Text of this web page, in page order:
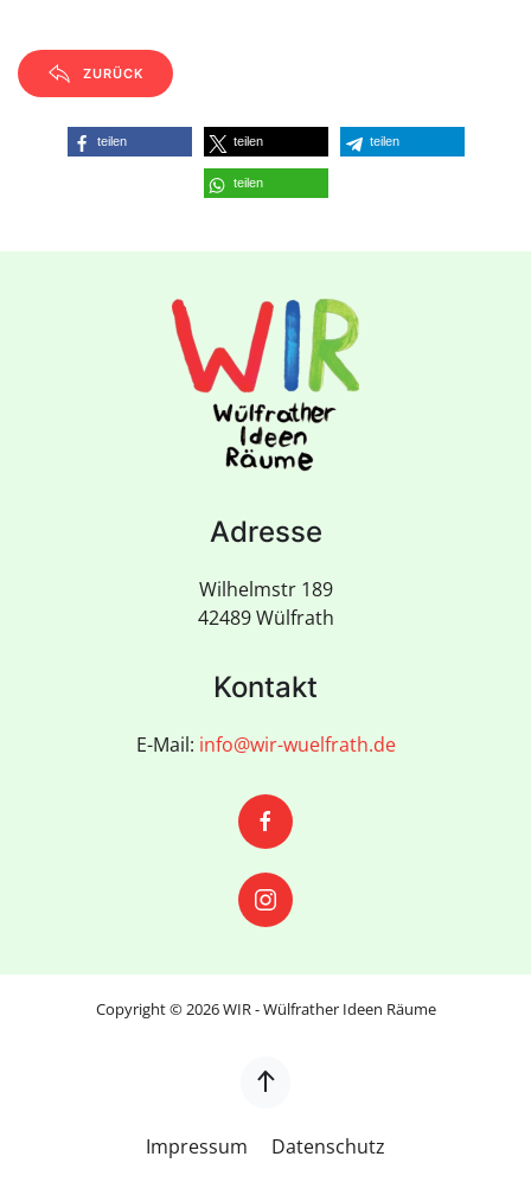
ZURÜCK
teilen teilen teilen
teilen
Adresse
Wilhelmstr 189
42489 Wülfrath
Kontakt
E-Mail: info@wir-wuelfrath.de
Copyright ©2026WIR - Wülfrather Ideen Räume
Impressum Datenschutz